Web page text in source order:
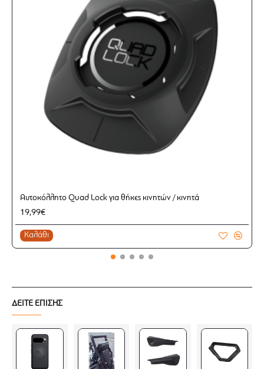
Αυτοκόλλητο Quad Lock για θήκες κινητών / κινητά
19,99€
Καλάθι
ΔΕΙΤΕ ΕΠΙΣΗΣ